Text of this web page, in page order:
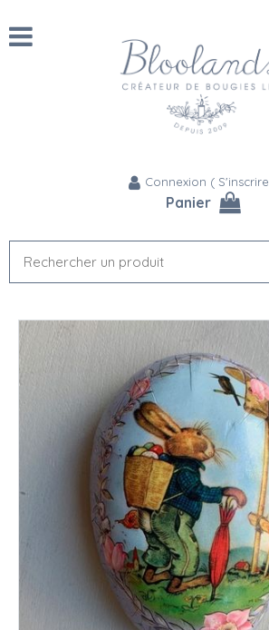
Connexion ( S'inscrire
Panier